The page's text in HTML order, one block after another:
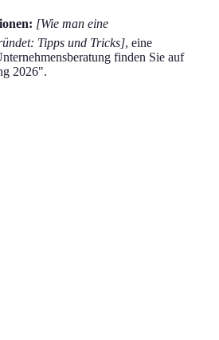
[Wie man eine
Tipps und Tricks], eine
finden Sie auf
2026".